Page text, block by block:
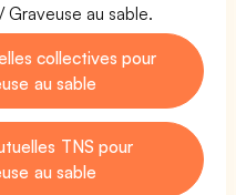
au sable.
collectives pour
au sable
TNS pour
au sable